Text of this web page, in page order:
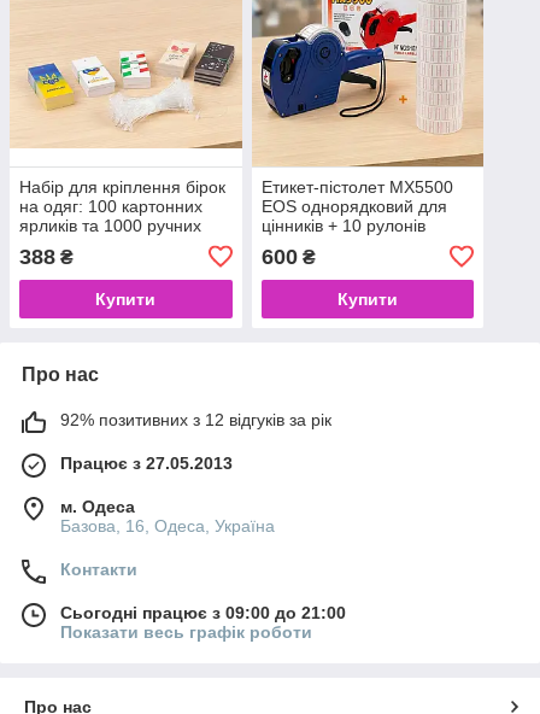
Набір для кріплення бірок
на одяг: 100 картонних
ярликів та 1000 ручних
леска)
388 ₴
Купити
Етикет-пістолет MX5500
EOS однорядковий для
цінників + 10 рулонів
стрічки у подарунок (Набір
для маркування)
600₴
Купити
Про нас
92% позитивних з 12 відгуків за рік
Працює з 27.05.2013
м. Одеса
Базова, 16, Одеса, Україна
Контакти
Сьогодні працює з 09:00 до 21:00
Показати весь графік роботи
Про нас